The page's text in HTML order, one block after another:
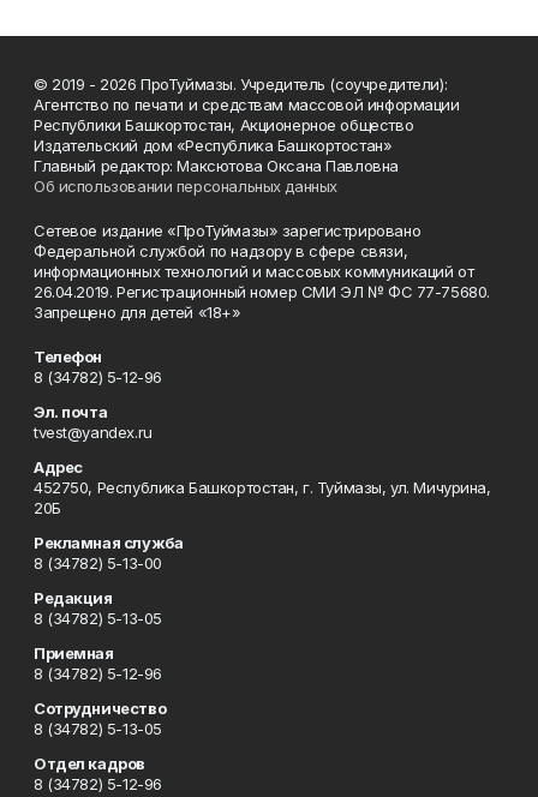
© 2019 - 2026 ПроТуймазы. Учредитель (соучредители):
Агентство по печати и средствам массовой информации
Республики Башкортостан, Акционерное общество
Издательский дом «Республика Башкортостан»
Главный редактор: Максютова Оксана Павловна
Об использовании персональных данных
Сетевое издание «ПроТуймазы» зарегистрировано
Федеральной службой по надзору в сфере связи,
информационных технологий и массовых коммуникаций от
26.04.2019. Регистрационный номер СМИ ЭЛ № ФС 77-75680.
Запрещено для детей «18+»
Телефон
8 (34782) 5-12-96
Эл. почта
tvest@yandex.ru
Адрес
452750, Республика Башкортостан, г. Туймазы, ул. Мичурина,
20Б
Рекламная служба
8 (34782) 5-13-00
Редакция
8 (34782) 5-13-05
Приемная
8 (34782) 5-12-96
Сотрудничество
8 (34782) 5-13-05
Отдел кадров
8 (34782) 5-12-96